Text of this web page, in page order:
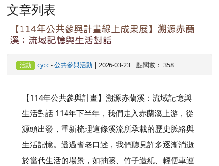
文章列表
【114年公共參與計畫線上成果展】溯源赤蘭
溪：流域記憶與生活對話
活動 cycc-公共參與活動| 2026-03-23 | 點閱數： 358
【114年公共參與計畫】溯源赤蘭溪：流域記憶與
生活對話 114年下半年，我們走入赤蘭溪上游，從
源頭出發，重新梳理這條溪流所承載的歷史脈絡與
生活記憶。透過耆老口述，我們聽見許多逐漸消逝
於當代生活的場景，如抽籐、竹子造紙、輕便車運